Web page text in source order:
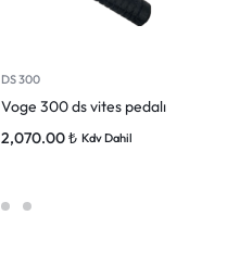
DS 300
Voge 300 ds vites pedalı
2,070.00₺ Kdv Dahil